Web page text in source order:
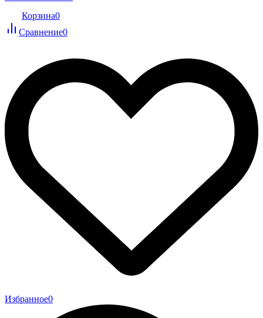
Корзина0
Сравнение0
Избранное0